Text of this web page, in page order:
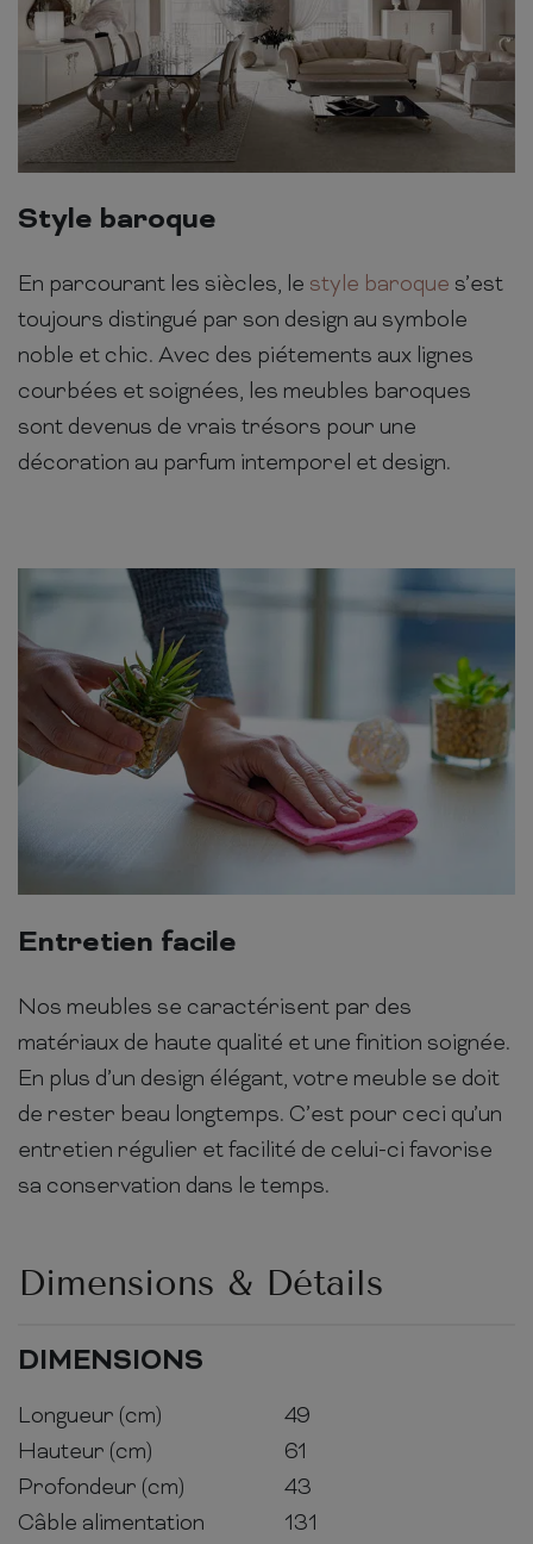
Style baroque
En parcourant les siècles, le style baroque s’est
toujours distingué par son design au symbole
noble et chic. Avec des piétements aux lignes
courbées et soignées, les meubles baroques
sont devenus de vrais trésors pour une
décoration au parfum intemporel et design.
Entretien facile
Nos meubles se caractérisent par des
matériaux de haute qualité et une finition soignée.
En plus d’un design élégant, votre meuble se doit
de rester beau longtemps. C’est pour ceci qu’un
entretien régulier et facilité de celui-ci favorise
sa conservation dans le temps.
Dimensions & Détails
DIMENSIONS
Longueur (cm)
49
Hauteur (cm)
61
Profondeur (cm)
43
Câble alimentation
131